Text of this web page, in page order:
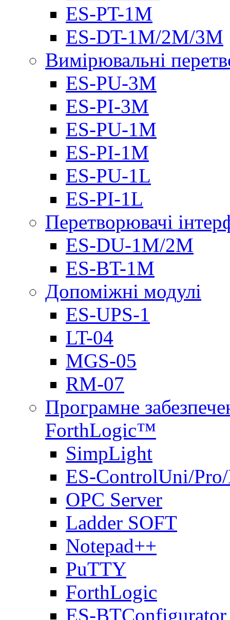
ES-PT-1M
ES-DT-1M/2M/3M
Вимірювальні
ES-PU-3M
ES-PI-3M
ES-PU-1M
ES-PI-1M
ES-PU-1L
ES-PI-1L
Перетворювачі
ES-DU-1M/2M
ES-BT-1M
Допоміжні модулі
ES-UPS-1
LT-04
МGS-05
RM-07
Програмне
ForthLogic™
SimpLight
ES-ControlUni/
OPC Server
Ladder SOFT
Notepad++
PuTTY
ForthLogic
ES-BTConfigurator